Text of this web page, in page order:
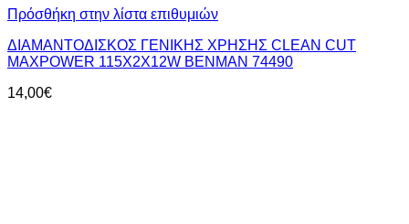
Πρόσθήκη στην λίστα επιθυμιών
ΔΙΑΜΑΝΤΟΔΙΣΚΟΣ ΓΕΝΙΚΗΣ ΧΡΗΣΗΣ CLEAN CUT
MAXPOWER 115X2X12W BENMAN 74490
14,00€